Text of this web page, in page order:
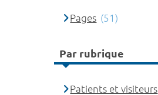
Pages (51)
Par rubrique
Patients et visiteurs